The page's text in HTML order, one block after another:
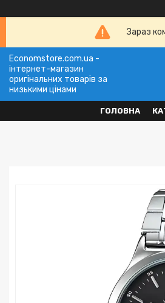
Зараз
Economstore.com.ua -
інтернет-магазин
оригінальних товарів за
низькими цінами
ГОЛОВНА